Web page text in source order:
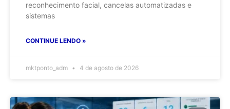
reconhecimento facial, cancelas automatizadas e
sistemas
CONTINUE LENDO »
mktponto_adm 4 de agosto de 2026